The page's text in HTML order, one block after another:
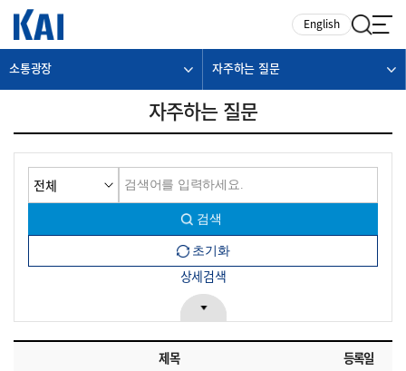
English
소통광장 자주하는 질문
자주하는 질문
상세검색
제목 등록일